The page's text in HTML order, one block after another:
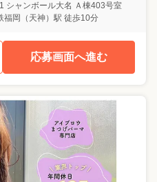
シャンボール大名 Ａ棟403号室
福岡（天神）駅 徒歩10分
応募画面へ進む